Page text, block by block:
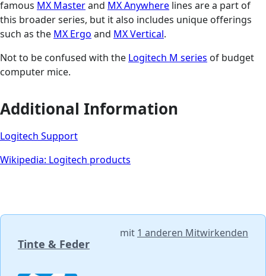
famous MX Masterand MX Anywhere lines are a part of
this broader series, but it also includes unique offerings
such as the MX Ergo and MX Vertical.
Not to be confused with the Logitech M series of budget
computer mice.
Additional Information
Logitech Support
Wikipedia: Logitech products
Tinte & Feder
mit 1 anderen Mitwirkenden